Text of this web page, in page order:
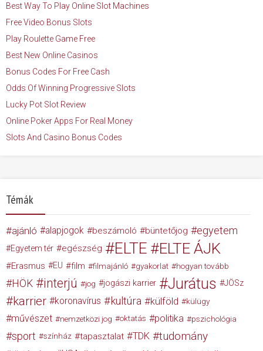
Best Way To Play Online Slot Machines
Free Video Bonus Slots
Play Roulette Game Free
Best New Online Casinos
Bonus Codes For Free Cash
Odds Of Winning Progressive Slots
Lucky Pot Slot Review
Online Poker Apps For Real Money
Slots And Casino Bonus Codes
Témák
ajánló alapjogok beszámoló büntetőjog egyetem
Egyetem tér egészség ELTE ELTE ÁJK
Erasmus EU film filmajánló gyakorlat hogyan tovább
HÖK interjú jog jogászi karrier Jurátus JÖSz
karrier koronavírus kultúra külföld külügy
művészet nemzetközi jog oktatás politika pszichológia
sport színház tapasztalat TDK tudomány